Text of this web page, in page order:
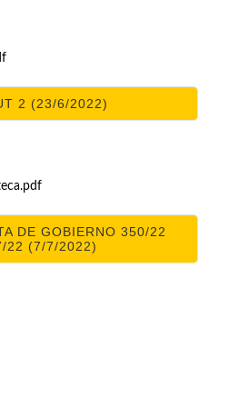
2 (23/6/2022)
DE GOBIERNO 350/22
22 (7/7/2022)